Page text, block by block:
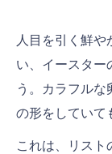
人目を引く鮮や
い、イースター
う。カラフル
の形をしていて
これは、リスト